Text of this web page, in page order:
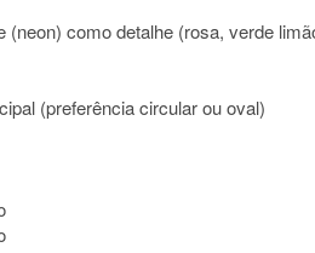
(neon) como detalhe (rosa, verde
(preferência circular ou oval)